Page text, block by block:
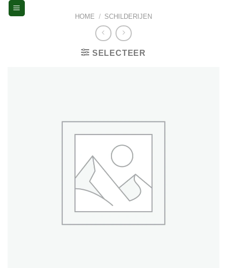
Skip
HOME / SCHILDERIJEN
SELECTEER